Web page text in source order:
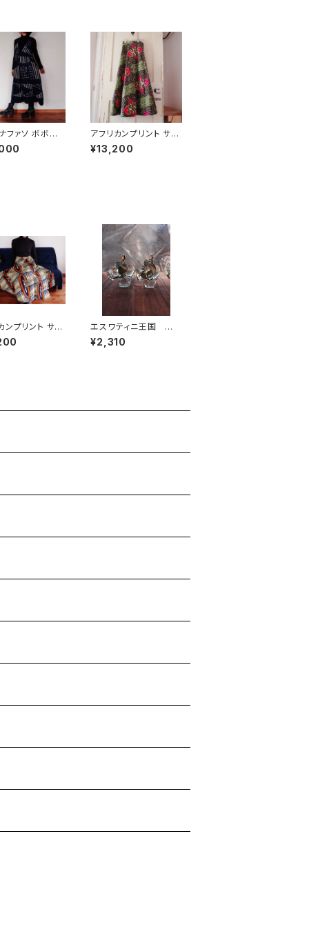
ファソ ボボ族
染 ジャンバー
アフリカンプリント サー
キュラーラップスカート
¥13,200
ンプリント サー
ラップスカート
time machin
エスワティニ王国 手
吹きスワジグラス アニ
マルオーナメント (Rhin
¥2,310